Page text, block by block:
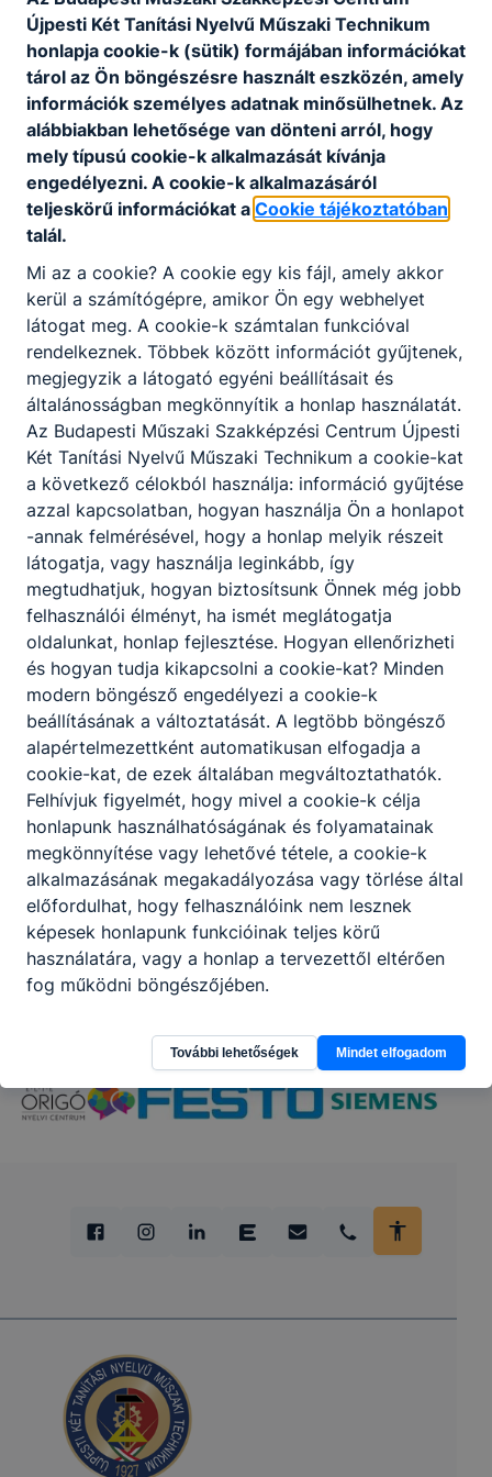
(bmszc.hu)
Viszkok Mihály, kancellár
Telefonszám: +3615858220
Csordás Katalin, főigazgató
Telefonszám: +3615858220
SZMSZ
Házirend
Szakmai program
Szabályzatok
Tevékenységre, működésre vonatkozó adatok
Gazdálkodási adatok
Archívum
Partnereink
Újpesti Két Tanítási Nyelvű Műszaki Technikum
honlapja cookie-k (sütik) formájában információkat
tárol az Ön böngészésre használt eszközén, amely
információk személyes adatnak minősülhetnek. Az
alábbiakban lehetősége van dönteni arról, hogy
mely típusú cookie-k alkalmazását kívánja
engedélyezni. A cookie-k alkalmazásáról
teljeskörű információkat a Cookie tájékoztatóban
talál.
Mi az a cookie? A cookie egy kis fájl, amely akkor
kerül a számítógépre, amikor Ön egy webhelyet
látogat meg. A cookie-k számtalan funkcióval
rendelkeznek. Többek között információt gyűjtenek,
megjegyzik a látogató egyéni beállításait és
általánosságban megkönnyítik a honlap használatát.
Az Budapesti Műszaki Szakképzési Centrum Újpesti
Két Tanítási Nyelvű Műszaki Technikum a cookie-kat
a következő célokból használja: információ gyűjtése
azzal kapcsolatban, hogyan használja Ön a honlapot
-annak felmérésével, hogy a honlap melyik részeit
látogatja, vagy használja leginkább, így
megtudhatjuk, hogyan biztosítsunk Önnek még jobb
felhasználói élményt, ha ismét meglátogatja
oldalunkat, honlap fejlesztése. Hogyan ellenőrizheti
és hogyan tudja kikapcsolni a cookie-kat? Minden
modern böngésző engedélyezi a cookie-k
beállításának a változtatását. A legtöbb böngésző
alapértelmezettként automatikusan elfogadja a
cookie-kat, de ezek általában megváltoztathatók.
Felhívjuk figyelmét, hogy mivel a cookie-k célja
honlapunk használhatóságának és folyamatainak
megkönnyítése vagy lehetővé tétele, a cookie-k
alkalmazásának megakadályozása vagy törlése által
előfordulhat, hogy felhasználóink nem lesznek
képesek honlapunk funkcióinak teljes körű
használatára, vagy a honlap a tervezettől eltérően
fog működni böngészőjében.
További lehetőségek Mindet elfogadom